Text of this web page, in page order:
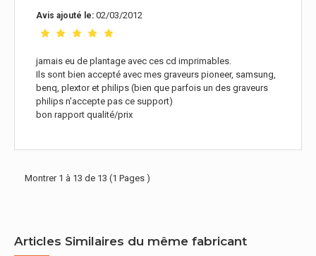
Avis ajouté le: 02/03/2012
jamais eu de plantage avec ces cd imprimables.
Ils sont bien accepté avec mes graveurs pioneer, samsung,
benq, plextor et philips (bien que parfois un des graveurs
philips n'accepte pas ce support)
bon rapport qualité/prix
Montrer 1 à 13 de 13 (1 Pages )
Articles Similaires du même fabricant